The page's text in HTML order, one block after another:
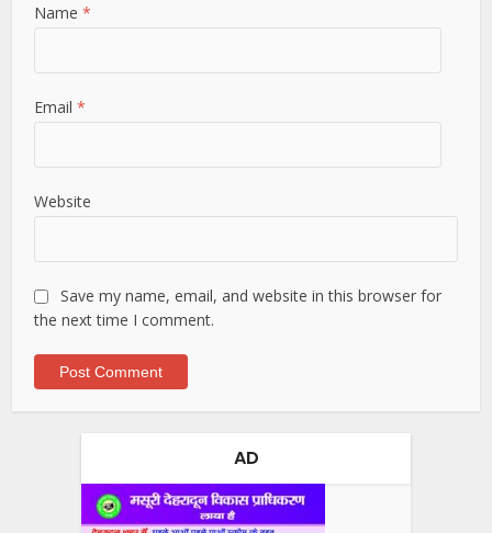
Name*
Email*
Website
Save my name, email, and website in this browser for
the next time I comment.
AD